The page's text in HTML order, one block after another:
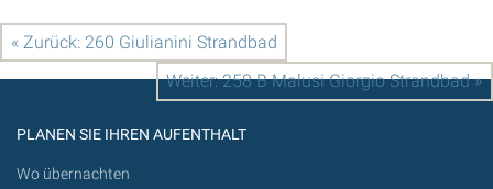
« Zurück: 260 Giulianini Strandbad
Weiter: 258 B Malusi Giorgio Strandbad »
PLANEN SIE IHREN AUFENTHALT
Wo übernachten